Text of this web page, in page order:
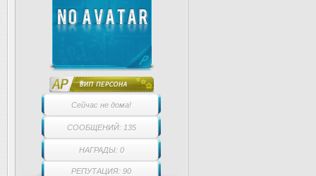
Сейчас не дома!
СООБЩЕНИЙ: 135
НАГРАДЫ: 0
РЕПУТАЦИЯ: 90